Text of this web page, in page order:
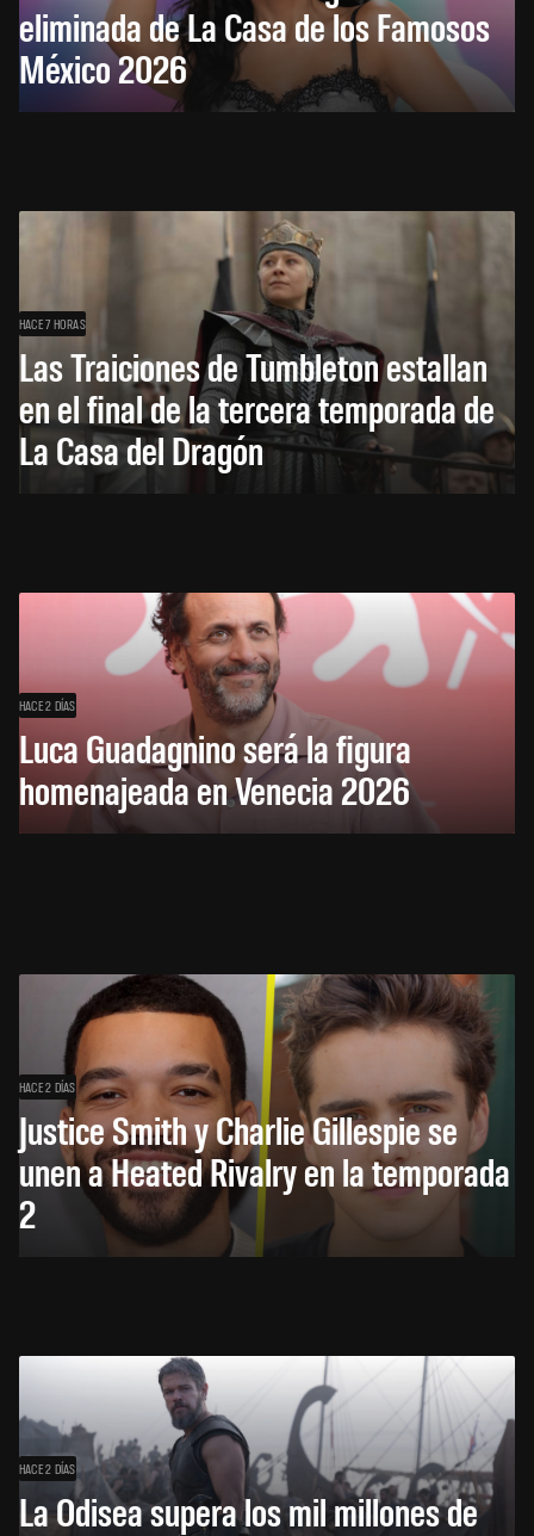
eliminada de La Casa de los Famosos
México 2026
HACE 7 HORAS
Las Traiciones de Tumbleton estallan
en el final de la tercera temporada de
La Casa del Dragón
HACE 2 DÍAS
Luca Guadagnino será la figura
homenajeada en Venecia 2026
HACE 2 DÍAS
Justice Smith y Charlie Gillespie se
unen a Heated Rivalry en la temporada
2
HACE 2 DÍAS
La Odisea supera los mil millones de